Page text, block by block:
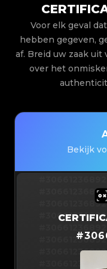
Voor elk geval
hebben gegeven,
af. Breid uw zaak
over het
Bekijk
#